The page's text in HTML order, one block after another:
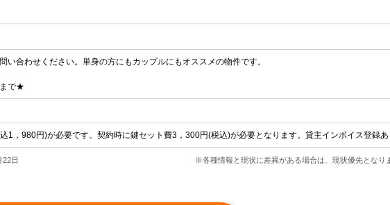
い合わせください。単身の方にもカップルにもオススメの物件です。
まで★
1，980円)が必要です。契約時に鍵セット費3，300円(税込)が必要となります。貸主インボイス登録あ
22日 ※各種情報と現状に差異がある場合は、現状優先となり